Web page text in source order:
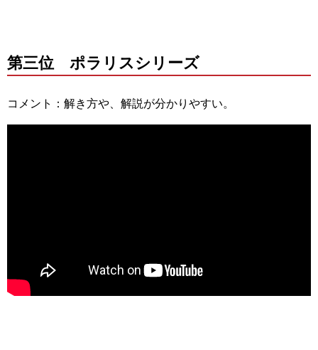
第三位 ポラリスシリーズ
コメント：解き方や、解説が分かりやすい。